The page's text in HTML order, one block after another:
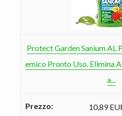
Protect Garden Sanium AL
emico Pronto Uso. Elimina
a...
10,89